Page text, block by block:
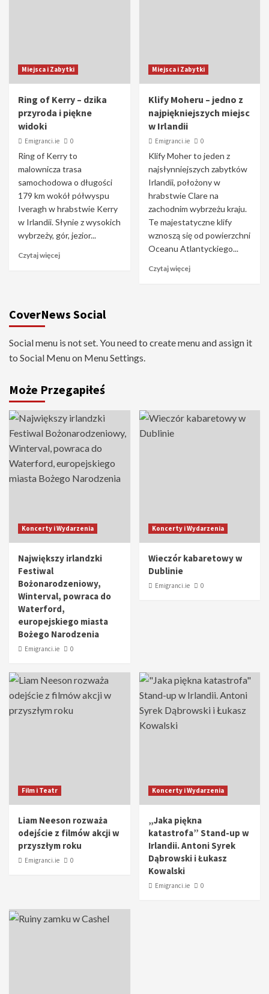
Miejsca i Zabytki
Ring of Kerry – dzika
przyroda i piękne
widoki
Emigranci.ie 0
Ring of Kerry to
malownicza trasa
samochodowa o długości
179 km wokół półwyspu
Iveragh w hrabstwie Kerry
w Irlandii. Słynie z wysokich
wybrzeży, gór, jezior...
Czytaj więcej
Miejsca i Zabytki
Klify Moheru – jedno z
najpiękniejszych miejsc
w Irlandii
Emigranci.ie 0
Klify Moher to jeden z
najsłynniejszych zabytków
Irlandii, położony w
hrabstwie Clare na
zachodnim wybrzeżu kraju.
Te majestatyczne klify
wznoszą się od powierzchni
Oceanu Atlantyckiego...
Czytaj więcej
CoverNews Social
Social menu is not set. You need to create menu and assign it
to Social Menu on Menu Settings.
Może Przegapiłeś
Koncerty i Wydarzenia
Największy irlandzki
Festiwal
Bożonarodzeniowy,
Winterval, powraca do
Waterford,
europejskiego miasta
Bożego Narodzenia
Emigranci.ie 0
Koncerty i Wydarzenia
Wieczór kabaretowy w
Dublinie
Emigranci.ie 0
Film i Teatr
Liam Neeson rozważa
odejście z filmów akcji w
przyszłym roku
Emigranci.ie 0
Koncerty i Wydarzenia
„Jaka piękna
katastrofa” Stand-up w
Irlandii. Antoni Syrek
Dąbrowski i Łukasz
Kowalski
Emigranci.ie 0